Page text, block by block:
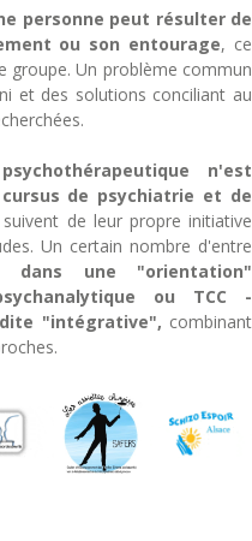
personne peut résulter de
ou son entourage, ce
groupe. Un problème commun
et des solutions conciliant au
n'est
de psychiatrie et de
suivent de leur propre initiative
Un certain nombre d'entre
une "orientation"
ou TCC -
"intégrative", combinant